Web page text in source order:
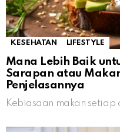
KESEHATAN LIFESTYLE
Mana Lebih Baik
Sarapan atau
Penjelasannya
Kebiasaan makan